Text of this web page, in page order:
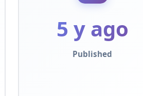
5 y ago
Published